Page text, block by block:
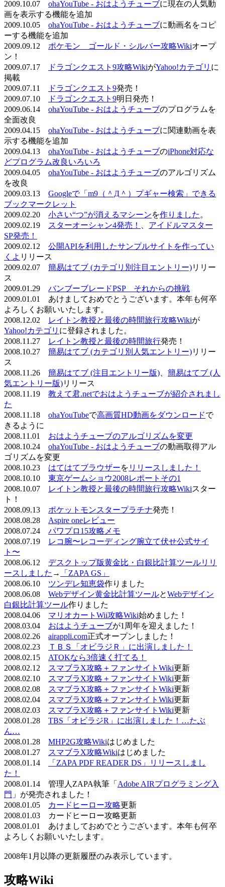
2009.10.07 ohaYouTube - おはようチューブに現在の人気動
画を表示する機能を追加
2009.10.05 ohaYouTube - おはようチューブに動画名をコピ
ーする機能を追加
2009.09.12 ポケモン ゴールド・シルバー攻略Wikiオープ
ン！
2009.07.17
ドラゴンクエスト9攻略WikiがYahoo!カテゴリ に
掲載
2009.07.11
ドラゴンクエスト9発売！
2009.07.10
ドラゴンクエスト9明日発売！
2009.06.14 ohaYouTube - おはようチューブのプログラムを
全面改良
2009.04.15 ohaYouTube - おはようチューブに関連動画を表
示する機能を追加
2009.04.13 ohaYouTube - おはようチューブのiPhone対応な
どプログラム改良いろいろ
2009.04.05 ohaYouTube - おはようチューブのアルゴリズム
を改良
2009.03.13 Googleで「m9（＾Д＾）プギャー検索」できる
ブックマークレット
2009.02.20 小さい“つ”が消えるマシーンを作りました 。
2009.02.19
スターオーシャン4発売！
アイドルマスター
SP発売！
2009.02.12 公開APIを利用したサンプルサイトを作ってい
くよ リリース
2009.02.07 簡易はてブ (カテゴリ別注目エントリー)リリー
ス
2009.01.29 バンブーブレードPSP それからの挑戦
2009.01.01 あけましておめでとうございます。本年も何卒
よろしくお願いいたします。
2008.12.02
レイトン教授と最後の時間旅行攻略Wikiが
Yahoo!カテゴリ に登録されました。
2008.11.27
レイトン教授と最後の時間旅行発売！
2008.10.27 簡易はてブ (カテゴリ別人気エントリー)リリー
ス
2008.11.26 簡易はてブ (注目エントリー版)
簡易はてブ (人
気エントリー版)リリース
2008.11.19 教えて君.netでおはようチューブが紹介されまし
た
2008.11.18 ohaYouTubeで高画質HD動画をダウンロードで
きるように
2008.11.01 おはようチューブのアルゴリズムを変更
2008.10.24 ohaYouTube - おはようチューブの動画取得アル
ゴリズムを変更
2008.10.23 はてはてブラウザーを リリースしました！
2008.10.10 東京ゲームショウ2008レポートその1
2008.10.07
レイトン教授と最後の時間旅行攻略Wikiスター
ト！
2008.09.13 ポケットモンスタープラチナ発売！
2008.08.28 Aspire oneレビュー
2008.07.24 パワプロ15攻略メモ
2008.07.19
レコ腕〜レコーディング腕立て伏せ公式サイ
ト〜
2008.06.12 デスクトップ版黄金比・白銀比計算ツールリリ
ースしました →
「ZAPA GS」
2008.06.10 ツンデレ知恵袋作りました
2008.06.08 Webデザイン黄金比計算ツールとWebデザイン
白銀比計算ツール作りました
2008.04.06 マリオカートWii攻略Wiki始めました！
2008.03.04 おはようチューブが1周年を迎えました！
2008.02.26 airappli.com正式オープンしました！
2008.02.23
ＴＢＳ「オビラジＲ」に出演しました！
2008.02.15 ATOKなら3倍速く打てる！
2008.02.12
スマブラX攻略＋ファンサイトWiki更新
2008.02.10
スマブラX攻略＋ファンサイトWiki更新
2008.02.08
スマブラX攻略＋ファンサイトWiki更新
2008.02.04
スマブラX攻略＋ファンサイトWiki更新
2008.02.03
スマブラX攻略＋ファンサイトWiki更新
2008.01.28 TBS「オビラジR」に出演しました！…たぶ
ん…
2008.01.28 MHP2G攻略Wikiはじめました
2008.01.27
スマブラX攻略Wikiはじめました
2008.01.14
「ZAPA PDF READER DS」リリースしまし
た！
2008.01.14 管理人ZAPA執筆「 Adobe AIRプログラミング入
門 」が発売されました！
2008.01.05
カードヒーロー攻略更新
2008.01.03 カードヒーロー攻略更新
2008.01.01 あけましておめでとうございます。本年も何卒
よろしくお願いいたします。
2008年1月以降の更新履歴のみ表示しています。
攻略Wiki